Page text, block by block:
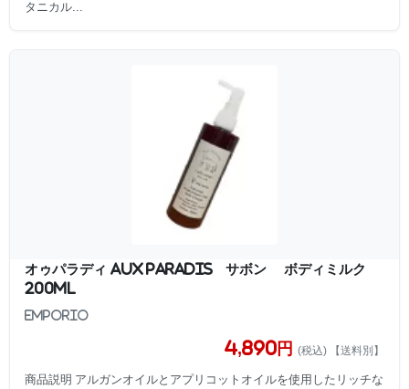
タニカル...
オゥパラディ AUX PARADIS サボン ボディミルク
200ml
EMPORIO
4,890円 (税込) 【送料別】
商品説明 アルガンオイルとアプリコットオイルを使用したリッチな